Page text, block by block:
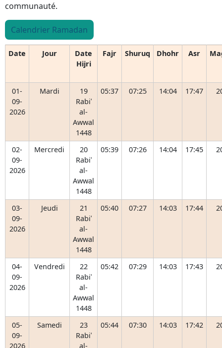
communauté.
Calendrier Ramadan
Date Jour
Date
Hijri
Fajr Shuruq Dhohr Asr
01-
09-
2026
Mardi
19
Rabiʿ
al-
Awwal
1448
05:37 07:25 14:04 17:47
02-
09-
2026
Mercredi
20
Rabiʿ
al-
Awwal
1448
05:39 07:26 14:04 17:45
03-
09-
2026
Jeudi
21
Rabiʿ
al-
Awwal
1448
05:40 07:27 14:03 17:44
04-
09-
2026
Vendredi
22
Rabiʿ
al-
Awwal
1448
05:42 07:29 14:03 17:43
05-
09-
2026
Samedi
23
Rabiʿ
al-
05:44 07:30 14:03 17:42